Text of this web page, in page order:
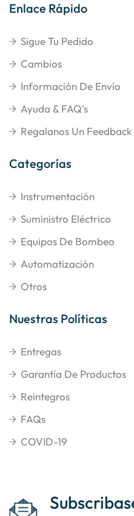
Enlace Rápido
Sigue Tu Pedido
Cambios
Información De Envío
Ayuda & FAQ's
Regalanos Un Feedback
Categorías
Instrumentación
Suministro Eléctrico
Equipos De Bombeo
Automatización
Otros
Nuestras Políticas
Entregas
Garantía De Productos
Reintegros
FAQs
COVID-19